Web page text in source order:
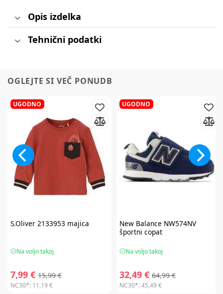
Opis izdelka
Tehnični podatki
OGLEJTE SI VEČ PONUDB
UGODNO
S.Oliver2133953 majica
Na voljo takoj
7,99 € 15,99 €
NC30*: 11,19 €
UGODNO
New Balance NW574NV
športni copat
Na voljo takoj
32,49 € 64,99 €
NC30*:45,49 €